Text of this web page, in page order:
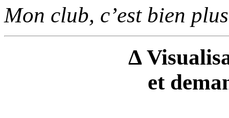
Mon club, c’est bien
Δ
et